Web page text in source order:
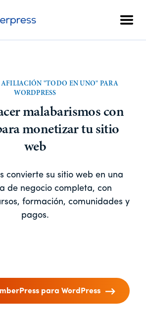
AFILIACIÓN "TODO EN UNO" PARA
WORDPRESS
malabarismos con
monetizar tu sitio
web
convierte su sitio web en una
de negocio completa, con
formación, comunidades y
pagos.
para WordPress